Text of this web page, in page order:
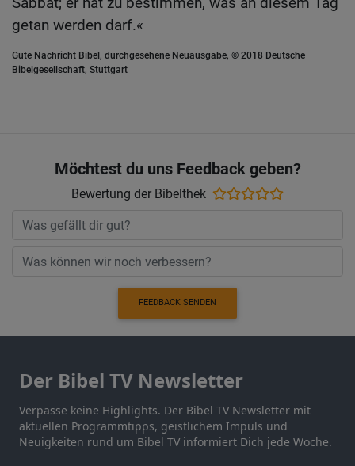
getan werden darf.«
Gute Nachricht Bibel, durchgesehene Neuausgabe, © 2018 Deutsche
Bibelgesellschaft, Stuttgart
Möchtest du uns Feedback geben?
Bewertung der Bibelthek
FEEDBACK SENDEN
Der Bibel TV Newsletter
Verpasse keine Highlights. Der Bibel TV Newsletter mit
aktuellen Programmtipps, geistlichem Impuls und
Neuigkeiten rund um Bibel TV informiert Dich jede Woche.